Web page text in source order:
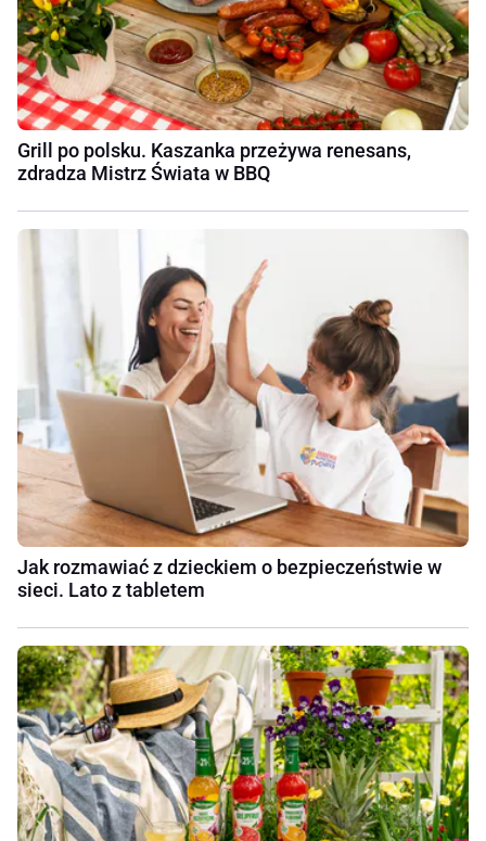
Grill po polsku. Kaszanka przeżywa renesans,
zdradza Mistrz Świata w BBQ
Jak rozmawiać z dzieckiem o bezpieczeństwie w
sieci. Lato z tabletem